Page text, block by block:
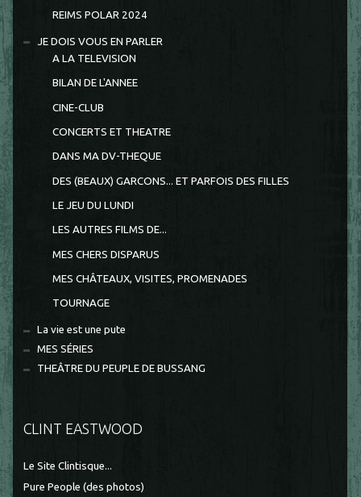
REIMS POLAR 2024
JE DOIS VOUS EN PARLER
A LA TELEVISION
BILAN DE L'ANNEE
CINE-CLUB
CONCERTS ET THEATRE
DANS MA DV-THEQUE
DES (BEAUX) GARCONS... ET PARFOIS DES FILLES
LE JEU DU LUNDI
LES AUTRES FILMS DE...
MES CHERS DISPARUS
MES CHÂTEAUX, VISITES, PROMENADES
TOURNAGE
La vie est une pute
MES SÉRIES
THEÂTRE DU PEUPLE DE BUSSANG
CLINT EASTWOOD
Le Site Clintisque...
Pure People (des photos)